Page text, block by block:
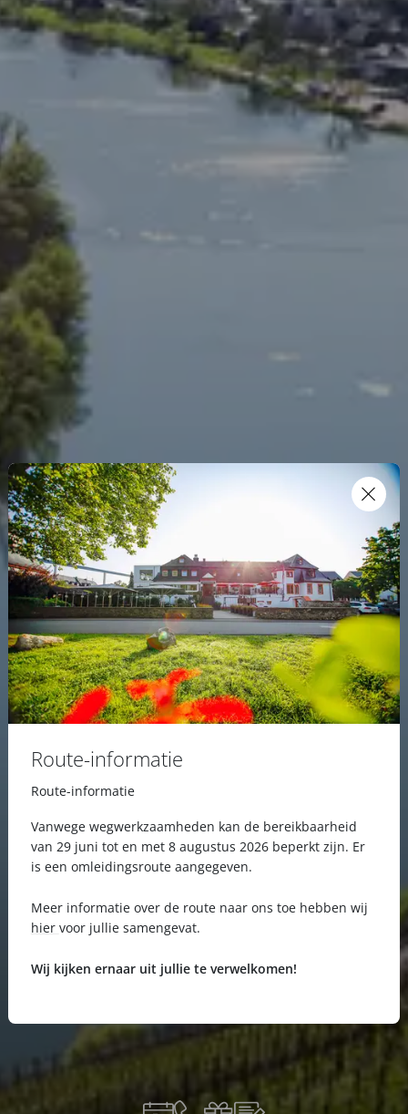
Route-informatie
Route-informatie
Vanwege wegwerkzaamheden kan de bereikbaarheid
van 29 juni tot en met 8 augustus 2026 beperkt zijn. Er
is een omleidingsroute aangegeven.
Meer informatie over de route naar ons toe hebben wij
hier voor jullie samengevat.
Wij kijken ernaar uit jullie te verwelkomen!